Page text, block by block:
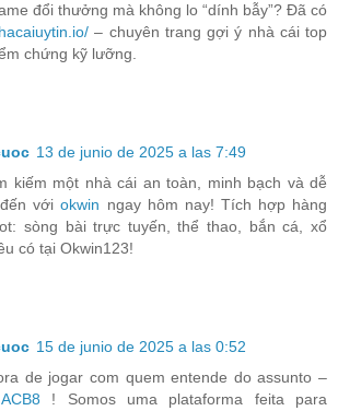
đổi thưởng mà không lo “dính bẫy”? Đã có
– chuyên trang gợi ý nhà cái top
chứng kỹ lưỡng.
13 de junio de 2025 a las 7:49
kiếm một nhà cái an toàn, minh bạch và dễ
đến vớiokwin ngay hôm nay! Tích hợp hàng
sòng bài trực tuyến, thể thao, bắn cá, xổ
có tại Okwin123!
15 de junio de 2025 a las 0:52
de jogar com quem entende do assunto –
ACB8 ! Somos uma plataforma feita para